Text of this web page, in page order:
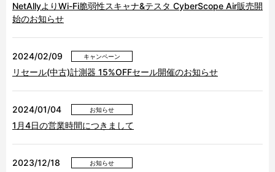
NetAllyよりWi-Fi脆弱性スキャナ&テスタ CyberScope Air販売開
始のお知らせ
2024/02/09 キャンペーン
リセール(中古)計測器 15%OFFセール開催のお知らせ
2024/01/04 お知らせ
1月4日の営業時間につきまして
2023/12/18 お知らせ